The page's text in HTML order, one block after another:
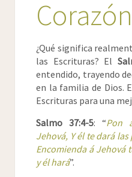
¿Qué significa
las Escrituras? El
entendido, trayendo
en la familia de Dios.
Escrituras para una
Salmo 37:4-5: “Pon
Jehová, Y él te dará
Encomienda á Jehová
y él hará”.